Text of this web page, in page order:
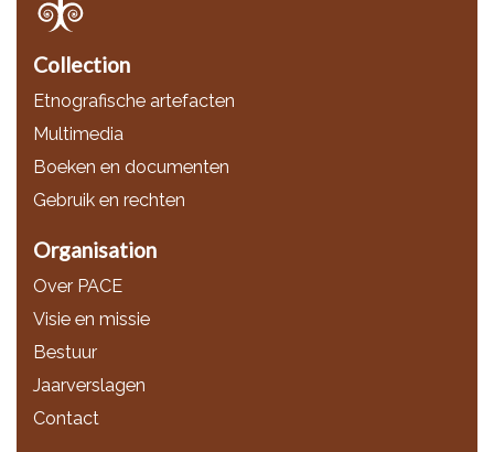
Collection
Etnografische artefacten
Multimedia
Boeken en documenten
Gebruik en rechten
Organisation
Over PACE
Visie en missie
Bestuur
Jaarverslagen
Contact